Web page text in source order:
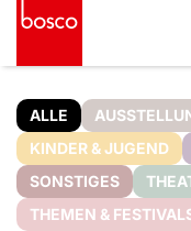
ALLE
KINDER & JUGEND
SONSTIGES
THEMEN &